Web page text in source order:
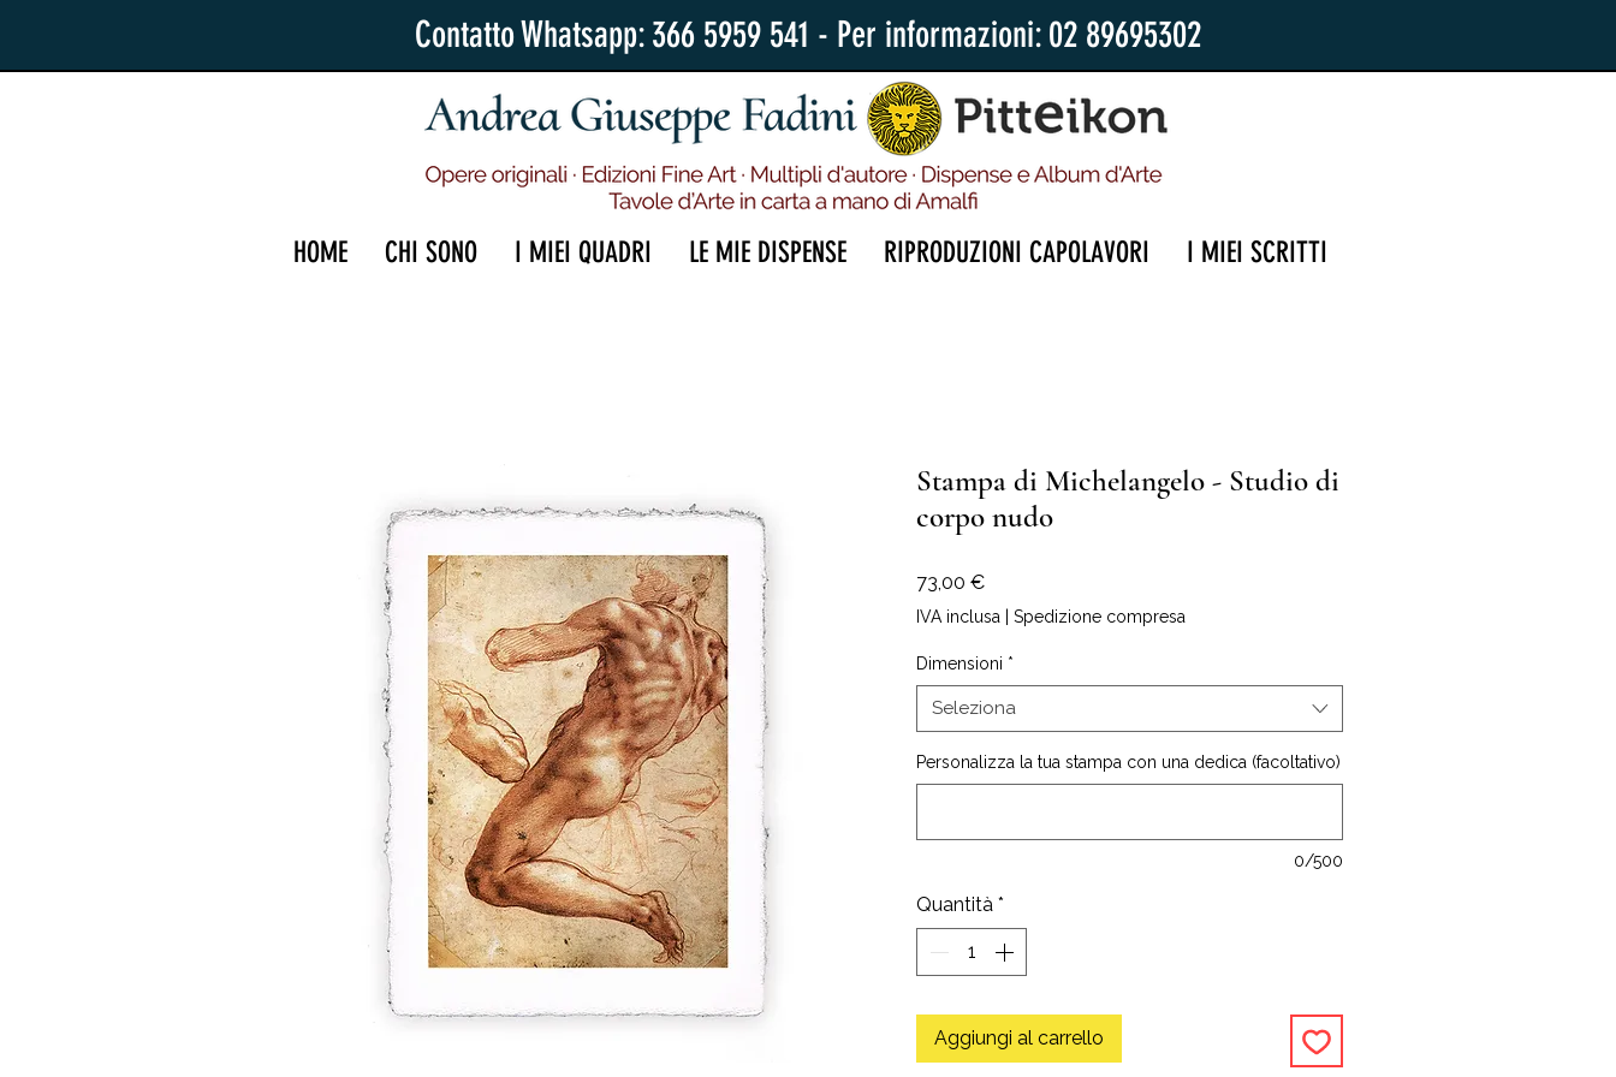
Contatto Whatsapp: 366 5959 541 - Per informazioni: 02 89695302
HOME CHI SONO I MIEI QUADRI LE MIE DISPENSE RIPRODUZIONI CAPOLAVORI I MIEI SCRITTI
Stampa di Michelangelo - Studio di
corpo nudo
73,00 €Prezzo
IVA inclusa Spedizione compresa
Dimensioni *
Seleziona
Personalizza la tua stampa con una dedica (facoltativo)
0/500
Quantità *
Aggiungi al carrello